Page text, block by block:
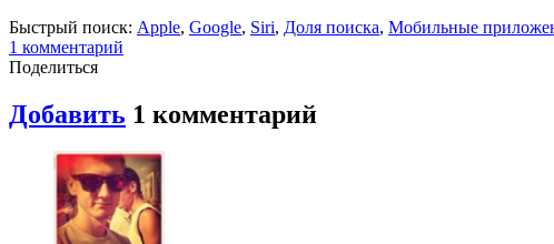
Быстрый поиск: Apple, Google, Siri, Доля поиска, Мобильные
1 комментарий
Поделиться
Добавить 1 комментарий